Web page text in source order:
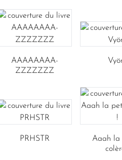
AAAAAAAA-
ZZZZZZZ
PRHSTR
Aaah la